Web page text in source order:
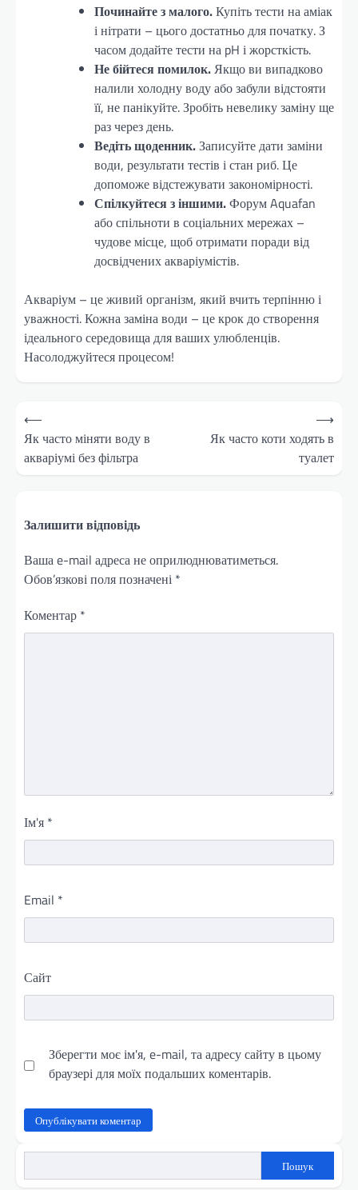
Починайте з малого.Купіть тести на аміак
і нітрати – цього достатньо для початку. З
часом додайте тести на pH і жорсткість.
Не бійтеся помилок.Якщо ви випадково
налили холодну воду або забули відстояти
її, не панікуйте. Зробіть невелику заміну ще
раз через день.
Ведіть щоденник.Записуйте дати заміни
води, результати тестів і стан риб. Це
допоможе відстежувати закономірності.
Спілкуйтеся з іншими.Форум Aquafan
або спільноти в соціальних мережах –
чудове місце, щоб отримати поради від
досвідчених акваріумістів.
Акваріум – це живий організм, який вчить терпінню і
уважності. Кожна заміна води – це крок до створення
ідеального середовища для ваших улюбленців.
Насолоджуйтеся процесом!
Навігація
записів
⟵
Як часто міняти воду в
акваріумі без фільтра
Як часто коти ходять в
туалет
⟶
Залишити відповідь
Ваша e-mail адреса не оприлюднюватиметься.
Обов’язкові поля позначені *
Коментар *
Ім'я *
Email *
Сайт
Зберегти моє ім'я, e-mail, та адресу сайту в цьому
браузері для моїх подальших коментарів.
Пошук